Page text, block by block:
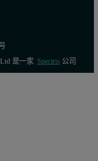
是一家 Spectris公司